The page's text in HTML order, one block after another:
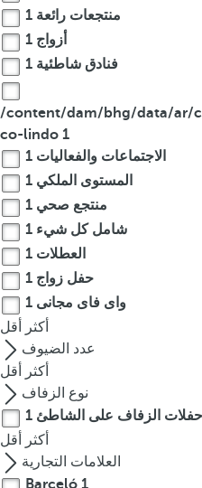
منتجعات رائعة 1
أزواج 1
فنادق شاطئية 1
/content/dam/bhg/data/ar/
co-lindo 1
الاجتماعات والفعاليات 1
المستوى الملكي 1
منتجع صحي 1
شامل كل شيء 1
العطلات 1
حفل زواج 1
واى فاى مجانى 1
أكثر
أقل
عدد الضيوف
أكثر
أقل
نوع الزفاف
حفلات الزفاف على الشاطئ 1
أكثر
أقل
العلامات التجارية
Barceló 1